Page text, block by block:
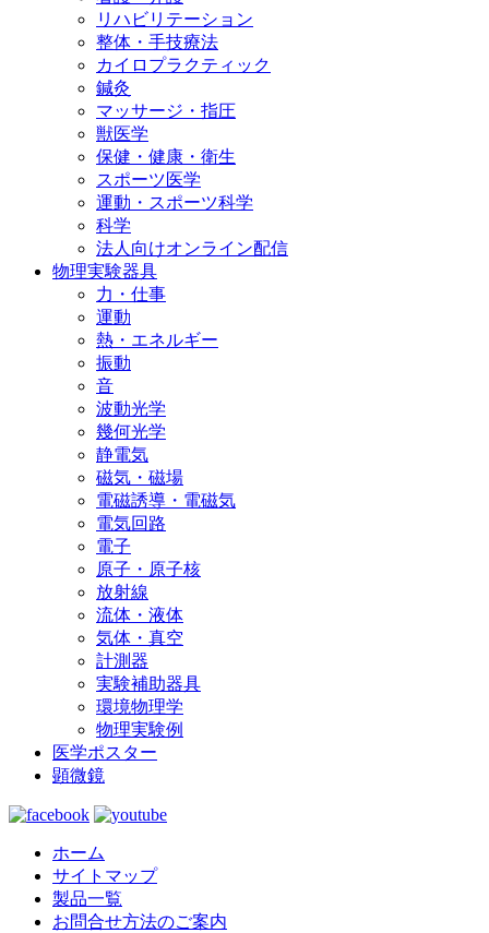
リハビリテーション
整体・手技療法
カイロプラクティック
鍼灸
マッサージ・指圧
獣医学
保健・健康・衛生
スポーツ医学
運動・スポーツ科学
科学
法人向けオンライン配信
物理実験器具
力・仕事
運動
熱・エネルギー
振動
音
波動光学
幾何光学
静電気
磁気・磁場
電磁誘導・電磁気
電気回路
電子
原子・原子核
放射線
流体・液体
気体・真空
計測器
実験補助器具
環境物理学
物理実験例
医学ポスター
顕微鏡
ホーム
サイトマップ
製品一覧
お問合せ方法のご案内